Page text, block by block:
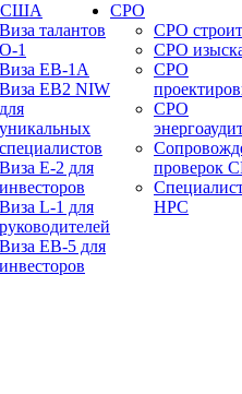
США
Виза талантов
О-1
Виза EB-1A
Виза EB2 NIW
для
уникальных
специалистов
Виза E-2 для
инвесторов
Виза L-1 для
руководителей
Виза EB-5 для
инвесторов
СРО
СРО
СРО
СРО
СРО
проверок
НРС